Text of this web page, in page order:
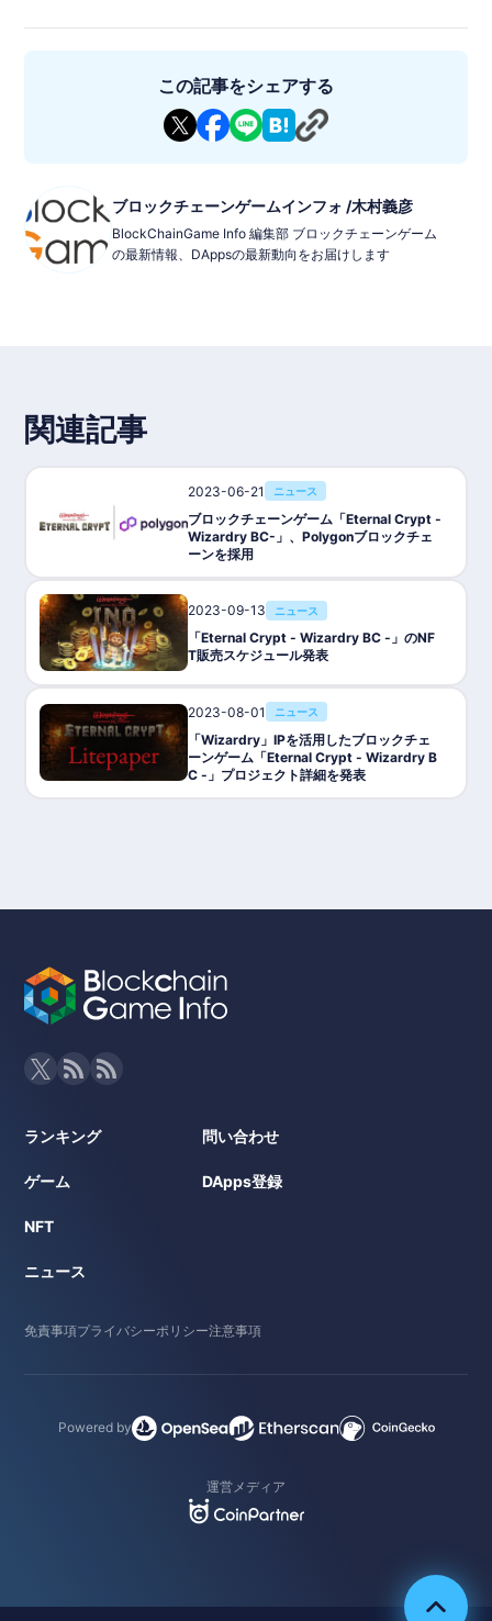
・トークン：$GEEK
・ホワイトペーパー：https://de-lithe-last-memories-white-pa
p.gitbook.io/de-lithe-last-memories-white-paper-jp/
※アフィリエイトリンクを含みます。
■トークン：$MSM
■パートナー： YGG,LGG
■提供会社/開発会社 : Eureka Entertainment Ltd.
ツやアイテム、通貨を入手できます。ミッションは多くのシステ
ムと関連しており、再プレイの制限があり、プレイヤーレベルに
よって上限が設定されています。
オブ・テラー』のゲーム性を向上させます。ミッション開始時に
プレイヤーは部隊と装備を選択し、目標を達成し星評価を獲得し
ます。
PvP
ックすることで、$ROTまたは$sROT（および他のパートナート
ークン）で報酬を得ることができるようになります。ROTをステ
ークすることで、プレイヤーはインペリアル・パス・プログラム
■ジャンル：タクティカルターンベースRPG、MMO、メタバー
ス、PvP、PvE
■対応プラットフォーム：WEBブラウザ
■P2E：対応
■言語：英語
■ネットワーク：Solana
■配信プラットフォーム：FRACTAL
■NFT：Agent、Land、クラフティングNFT,武器、装備品
■ギルド機能：予定
■スカラーシップ：-
■トークン： $ROT、$SROT（ROT DAOトークン）
■ステーキング：$ROT
■レンディング：NFT貸し出しに対応
■マーケットプレイス：ゲーム内
■ICO : https://www.solanium.io/project/reign_of_terror
aper-1.0/
■email:info@reddoor.digital
この記事をシェアする
ブロックチェーンゲームインフォ /木村義彦
BlockChainGame Info 編集部 ブロックチェーンゲーム
の最新情報、DAppsの最新動向をお届けします
関連記事
2023-06-21 ニュース
ブロックチェーンゲーム「Eternal Crypt -
Wizardry BC-」、Polygonブロックチェ
ーンを採用
2023-09-13 ニュース
「Eternal Crypt - Wizardry BC -」のNF
T販売スケジュール発表
2023-08-01 ニュース
「Wizardry」IPを活用したブロックチェ
ーンゲーム「Eternal Crypt - Wizardry B
C -」プロジェクト詳細を発表
ランキング
ゲーム
NFT
ニュース
問い合わせ
DApps登録
免責事項プライバシーポリシー注意事項
Powered by
運営メディア